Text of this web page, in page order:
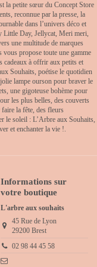
la petite sœur du Concept Store
reconnue par la presse, la
dans l’univers déco et
Little Day, Jellycat, Meri meri,
une multitude de marques
vous propose toute une gamme
cadeaux à offrir aux petits et
Souhaits, poétise le quotidien
lampe ourson pour braver le
une gigoteuse bohème pour
les plus belles, des couverts
la fête, des fleurs
le soleil : L’Arbre aux Souhaits,
et enchanter la vie !.
Informations sur
votre boutique
L'arbre aux souhaits
45 Rue de Lyon
29200 Brest
02 98 44 45 58